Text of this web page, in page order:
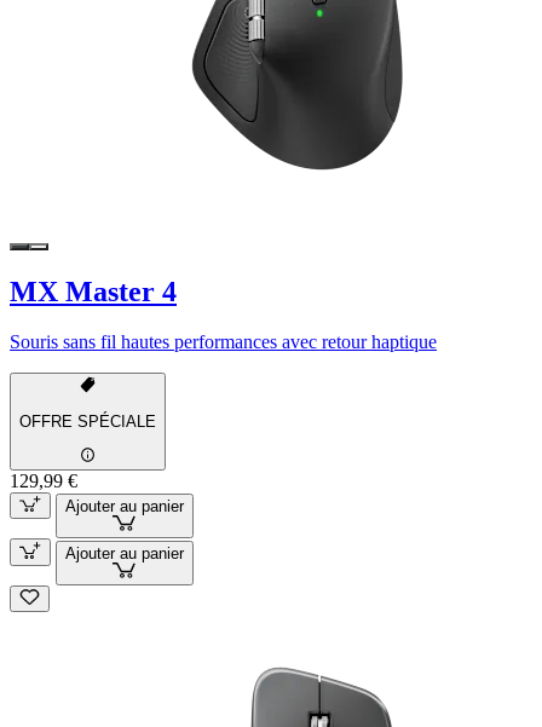
MX Master 4
Souris sans fil hautes performances avec retour haptique
OFFRE SPÉCIALE
129,99 €
Ajouter au panier
Ajouter au panier